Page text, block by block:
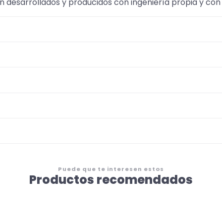
Puede que te interesen estos
Productos recomendados